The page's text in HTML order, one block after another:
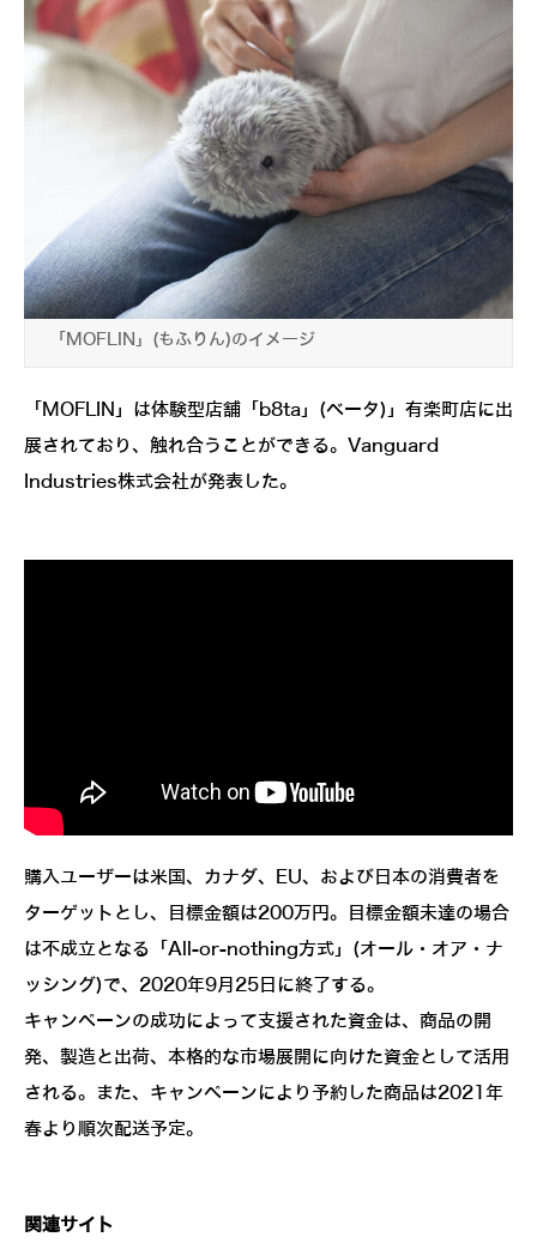
「MOFLIN」(もふりん)のイメージ
「MOFLIN」は体験型店舗「b8ta」(ベータ)」有楽町店に出
展されており、触れ合うことができる。Vanguard
Industries株式会社が発表した。
購入ユーザーは米国、カナダ、EU、および日本の消費者を
ターゲットとし、目標金額は200万円。目標金額未達の場合
は不成立となる「All-or-nothing方式」(オール・オア・ナ
ッシング)で、2020年9月25日に終了する。
キャンペーンの成功によって支援された資金は、商品の開
発、製造と出荷、本格的な市場展開に向けた資金として活用
される。また、キャンペーンにより予約した商品は2021年
春より順次配送予定。
関連サイト